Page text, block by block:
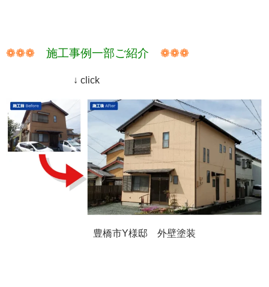
❁❁❁ 施工事例一部ご紹介 ❁❁❁
↓ click
豊橋市Y様邸 外壁塗装